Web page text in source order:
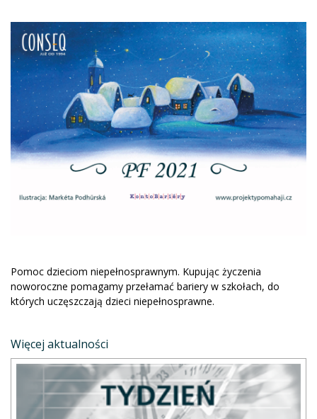
Pomoc dzieciom niepełnosprawnym. Kupując życzenia
noworoczne pomagamy przełamać bariery w szkołach, do
których uczęszczają dzieci niepełnosprawne.
Więcej aktualności